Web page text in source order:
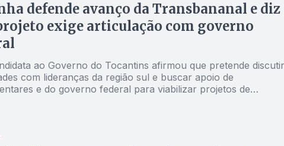
defende avanço da Transbananal e diz
exige articulação com governo
ao Governo do Tocantins afirmou que pretende discutir
com lideranças da região sul e buscar apoio de
e do governo federal para viabilizar projetos de